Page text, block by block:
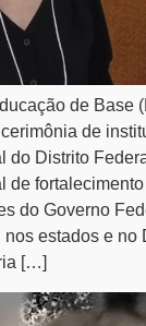
de Base
de
do Distrito
de
do Governo
estados e no
[…]